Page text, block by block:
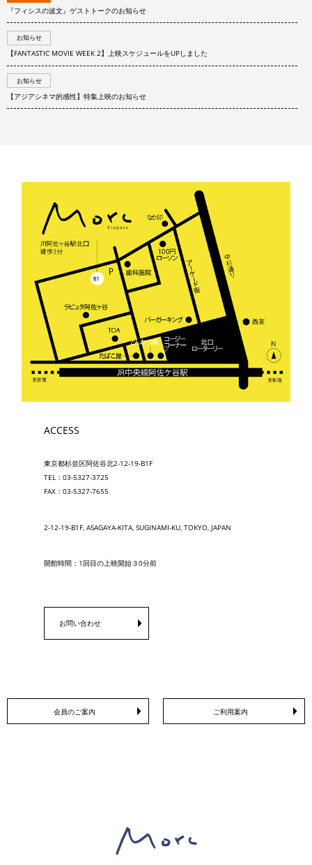
『フィシスの波文』ゲストトークのお知らせ
お知らせ
【FANTASTIC MOVIE WEEK 2】上映スケジュールをUPしました
お知らせ
【アジアシネマ的感性】特集上映のお知らせ
ACCESS
東京都杉並区阿佐谷北2-12-19-B1F
TEL：03-5327-3725
FAX：03-5327-7655
2-12-19-B1F, ASAGAYA-KITA, SUGINAMI-KU, TOKYO, JAPAN
開館時間：1回目の上映開始３0分前
お問い合わせ
会員のご案内 ご利用案内